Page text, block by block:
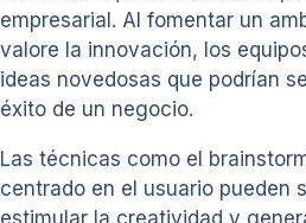
empresarial. Al fomentar un
valore la innovación, los
ideas novedosas que podrían
éxito de un negocio.
Las técnicas como el
centrado en el usuario pueden
estimular la creatividad y